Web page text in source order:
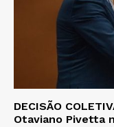
DECISÃO
Otaviano Pivetta